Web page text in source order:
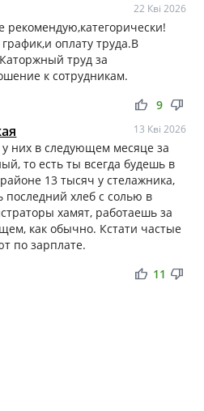
22 Кві 2026
оплату труда.В
труд за
к сотрудникам.
thumb_up thumb_down
9
13 Кві 2026
них в следующем месяце за
то есть ты всегда будешь в
13 тысяч у стелажника,
хлеб с солью в
хамят, работаешь за
как обычно. Кстати частые
по зарплате.
thumb_up thumb_down
11